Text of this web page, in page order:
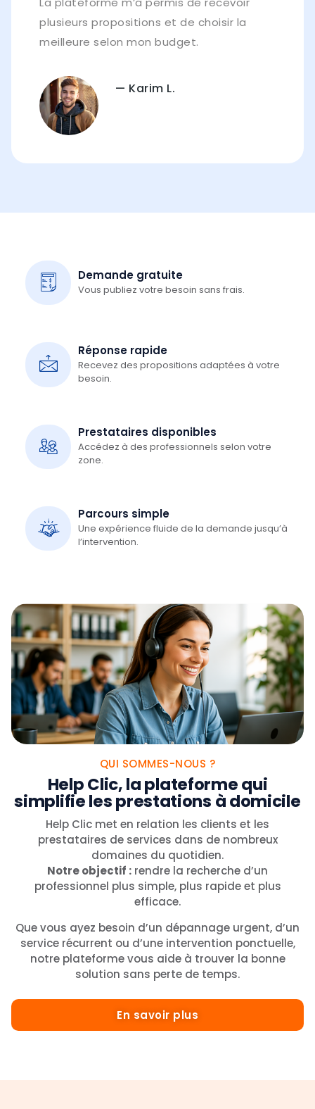
plusieurs propositions et de choisir la
meilleure selon mon budget.
— Karim L.
Demande gratuite
Vous publiez votre besoin sans frais.
Réponse rapide
Recevez des propositions adaptées à votre
besoin.
Prestataires disponibles
Accédez à des professionnels selon votre
zone.
Parcours simple
Une expérience fluide de la demande jusqu’à
l’intervention.
QUI SOMMES-NOUS ?
Help Clic, la plateforme qui
simplifie les prestations à domicile
Help Clic met en relation les clients et les
prestataires de services dans de nombreux
domaines du quotidien.
Notre objectif : rendre la recherche d’un
professionnel plus simple, plus rapide et plus
efficace.
Que vous ayez besoin d’un dépannage urgent, d’un
service récurrent ou d’une intervention ponctuelle,
notre plateforme vous aide à trouver la bonne
solution sans perte de temps.
En savoir plus